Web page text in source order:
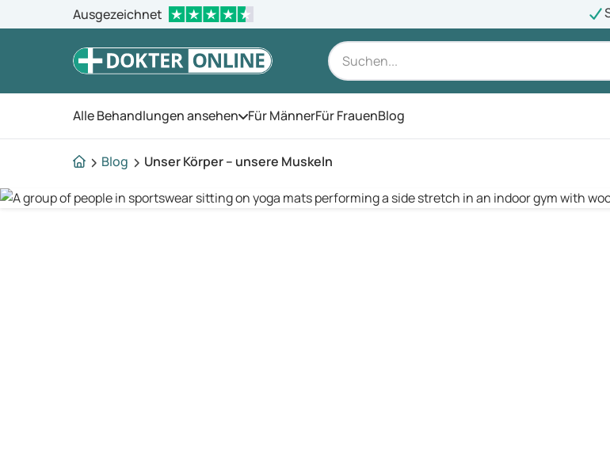
Ausgezeichnet
Alle Behandlungen ansehen Öffnen Sie das Menü
Für MännerFür FrauenBlog
Blog Unser Körper – unsere Muskeln